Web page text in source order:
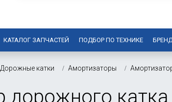
КАТАЛОГ ЗАПЧАСТЕЙ ПОДБОР ПО ТЕХНИКЕ
Дорожные катки Амортизаторы
дорожного